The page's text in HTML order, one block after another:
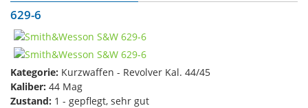
629-6
Kategorie: Kurzwaffen - Revolver Kal. 44/45
Kaliber: 44 Mag
Zustand: 1 - gepflegt, sehr gut